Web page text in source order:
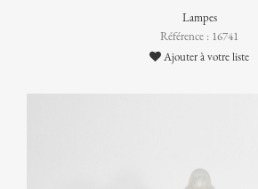
Lampes
Référence : 16741
Ajouter à votre liste